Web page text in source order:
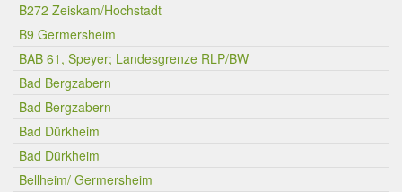
B272 Zeiskam/Hochstadt
B9 Germersheim
BAB 61, Speyer; Landesgrenze RLP/BW
Bad Bergzabern
Bad Bergzabern
Bad Dürkheim
Bad Dürkheim
Bellheim/ Germersheim